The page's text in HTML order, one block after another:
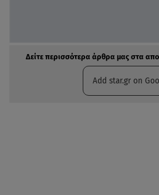
Δείτε περισσότερα άρθρα μας στα
Add star.gr on